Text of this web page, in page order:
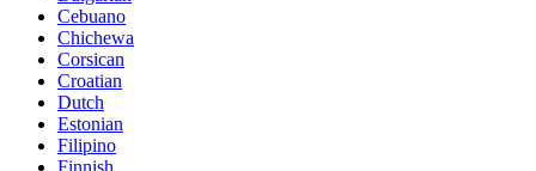
Cebuano
Chichewa
Corsican
Croatian
Dutch
Estonian
Filipino
Finnish